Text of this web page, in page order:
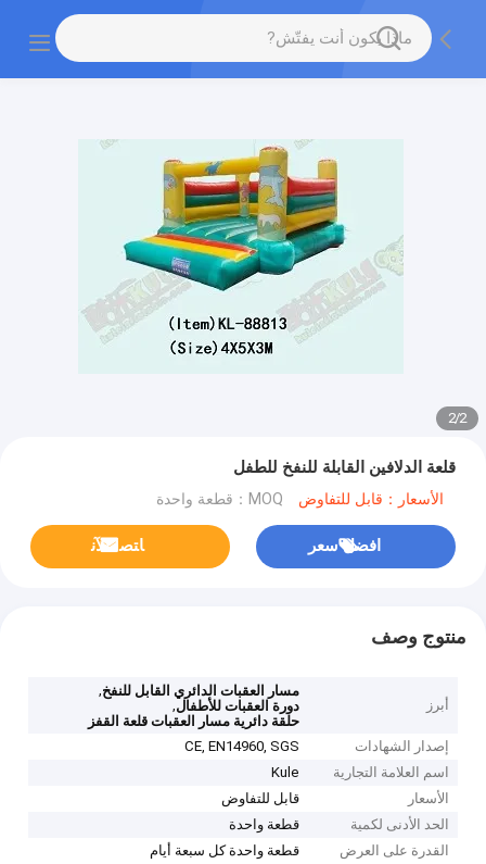
2
/
2
قلعة الدلافين القابلة للنفخ للطفل
الأسعار：قابل للتفاوض MOQ：قطعة واحدة
افضل سعر ﺎﺘﺼﻟ ﺍﻶﻧ
منتوج وصف
أبرز
مسار العقبات الدائري القابل للنفخ,
دورة العقبات للأطفال,
حلقة دائرية مسار العقبات قلعة القفز
إصدار الشهادات
CE, EN14960, SGS
اسم العلامة التجارية
Kule
الأسعار
قابل للتفاوض
الحد الأدنى لكمية
قطعة واحدة
القدرة على العرض
قطعة واحدة كل سبعة أيام